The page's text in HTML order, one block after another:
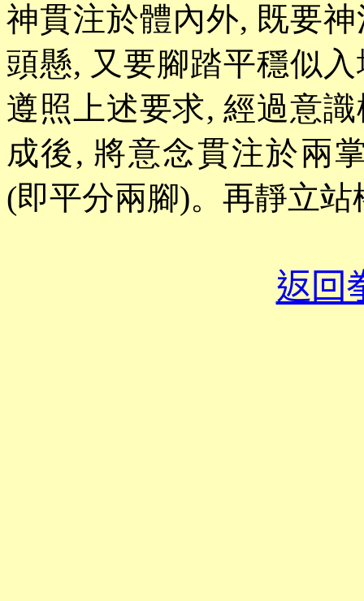
神貫注於體內外, 既要
頭懸, 又要腳踏平穩似
遵照上述要求, 經過意
成後, 將意念貫注於兩
(即平分兩腳)。再靜立
返回